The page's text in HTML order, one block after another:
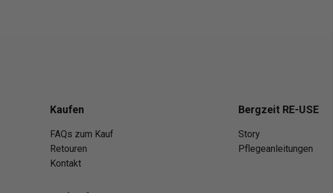
Kaufen
FAQs zum Kauf
Retouren
Kontakt
Bergzeit RE-USE
Story
Pflegeanleitungen